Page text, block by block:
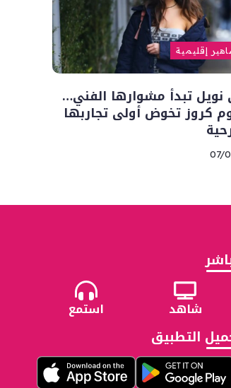
إقليمية
تبدأ مشوارها الفني…
كروز تخوض أولى تجاربها
07/
شاهد استمع
التطبيق